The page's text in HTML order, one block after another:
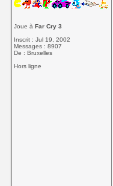
Joue àFar Cry 3
Inscrit : Jul 19, 2002
Messages : 8907
De : Bruxelles
Hors ligne